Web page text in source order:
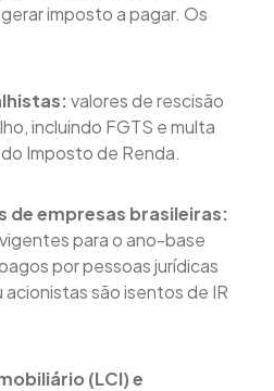
imposto a pagar. Os
valores de rescisão
incluindo FGTS e multa
Imposto de Renda.
de empresas brasileiras:
para o ano-base
por pessoas jurídicas
acionistas são isentos de IR
(LCI) e